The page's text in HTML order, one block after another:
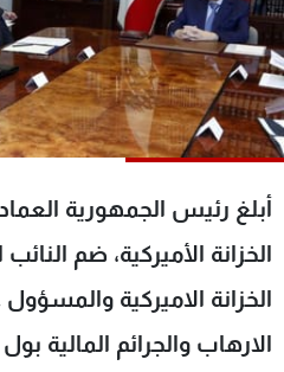
أبلغ رئيس الجمهورية
الخزانة الأميركية، ضم
الخزانة الاميركية
كأس العالم
البرامج
شاهد البرامج
عن MTV
الإنـتـاج
لاعلاناتكم
شروط